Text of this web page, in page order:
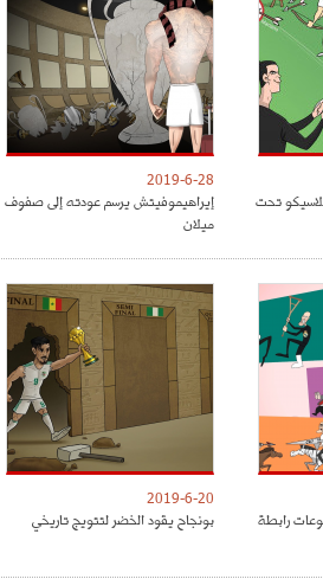
تحت
2019-6-28
إيراهيموفيتش يرسم عودته إلى صفوف
ميلان
رابطة
2019-6-20
بونجاح يقود الخضر لتتويج تاريخي